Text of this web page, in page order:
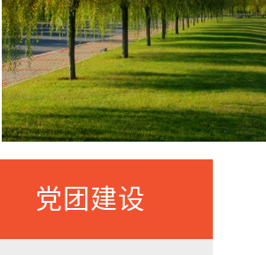
党团建设